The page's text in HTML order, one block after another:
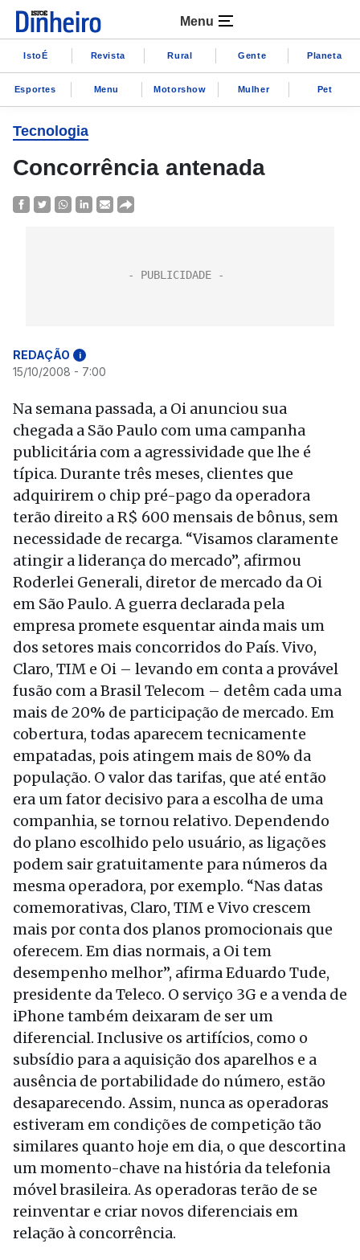
Menu
IstoÉ Revista Rural Gente Planeta
Esportes Menu Motorshow Mulher Pet
Tecnologia
Concorrência antenada
REDAÇÃO i
15/10/2008 - 7:00
Na semana passada, a Oi anunciou sua
chegada a São Paulo com uma campanha
publicitária com a agressividade que lhe é
típica. Durante três meses, clientes que
adquirirem o chip pré-pago da operadora
terão direito a R$ 600 mensais de bônus, sem
necessidade de recarga. “Visamos claramente
atingir a liderança do mercado”, afirmou
Roderlei Generali, diretor de mercado da Oi
em São Paulo. A guerra declarada pela
empresa promete esquentar ainda mais um
dos setores mais concorridos do País. Vivo,
Claro, TIM e Oi – levando em conta a provável
fusão com a Brasil Telecom – detêm cada uma
mais de 20% de participação de mercado. Em
cobertura, todas aparecem tecnicamente
empatadas, pois atingem mais de 80% da
população. O valor das tarifas, que até então
era um fator decisivo para a escolha de uma
companhia, se tornou relativo. Dependendo
do plano escolhido pelo usuário, as ligações
podem sair gratuitamente para números da
mesma operadora, por exemplo. “Nas datas
comemorativas, Claro, TIM e Vivo crescem
mais por conta dos planos promocionais que
oferecem. Em dias normais, a Oi tem
desempenho melhor”, afirma Eduardo Tude,
presidente da Teleco. O serviço 3G e a venda de
iPhone também deixaram de ser um
diferencial. Inclusive os artifícios, como o
subsídio para a aquisição dos aparelhos e a
ausência de portabilidade do número, estão
desaparecendo. Assim, nunca as operadoras
estiveram em condições de competição tão
similares quanto hoje em dia, o que descortina
um momento-chave na história da telefonia
móvel brasileira. As operadoras terão de se
reinventar e criar novos diferenciais em
relação à concorrência.